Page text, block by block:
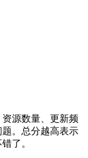
源数量、更新频
。总分越高表示
了。